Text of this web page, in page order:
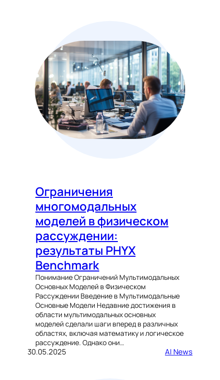
Ограничения
многомодальных
моделей в физическом
рассуждении:
результаты PHYX
Benchmark
Понимание Ограничений Мультимодальных
Основных Моделей в Физическом
Рассуждении Введение в Мультимодальные
Основные Модели Недавние достижения в
области мультимодальных основных
моделей сделали шаги вперед в различных
областях, включая математику и логическое
рассуждение. Однако они…
30.05.2025 AI News